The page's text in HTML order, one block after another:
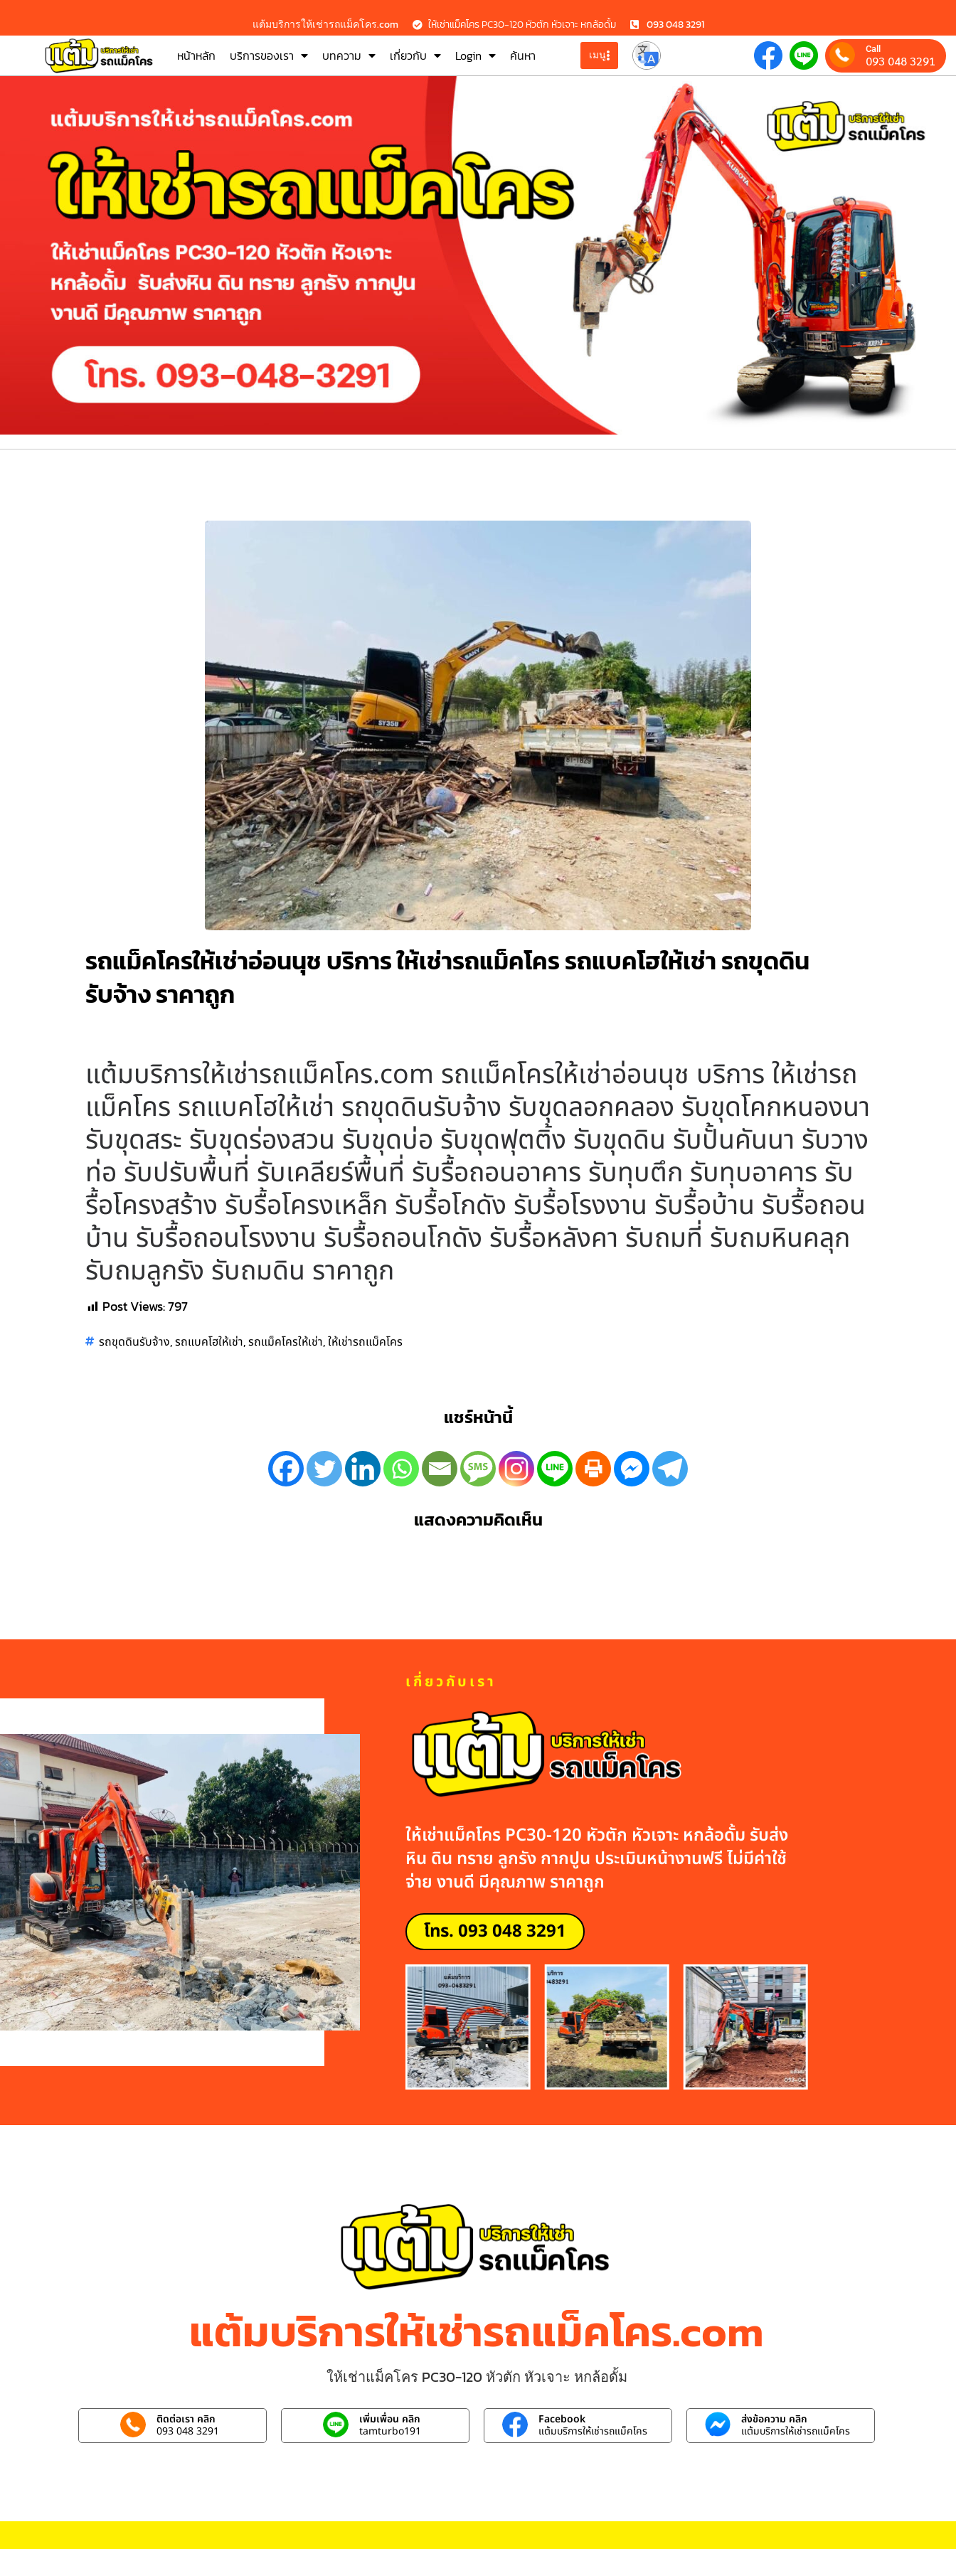
แต้มบริการให้เช่ารถแม็คโคร.com ให้เช่าแม็คโคร PC30-120 หัวตัก หัวเจาะ หกล้อดั้ม 093 048 3291
หน้าหลัก บริการของเรา บทความ เกี่ยวกับ Login ค้นหา เมนู Call
093 048 3291
รถแม็คโครให้เช่าอ่อนนุช บริการ ให้เช่ารถแม็คโคร รถแบคโฮให้เช่า รถขุดดิน
รับจ้าง ราคาถูก
แต้มบริการให้เช่ารถแม็คโคร.com รถแม็คโครให้เช่าอ่อนนุช บริการ ให้เช่ารถ
แม็คโคร รถแบคโฮให้เช่า รถขุดดินรับจ้าง รับขุดลอกคลอง รับขุดโคกหนองนา
รับขุดสระ รับขุดร่องสวน รับขุดบ่อ รับขุดฟุตติ้ง รับขุดดิน รับปั้นคันนา รับวาง
ท่อ รับปรับพื้นที่ รับเคลียร์พื้นที่ รับรื้อถอนอาคาร รับทุบตึก รับทุบอาคาร รับ
รื้อโครงสร้าง รับรื้อโครงเหล็ก รับรื้อโกดัง รับรื้อโรงงาน รับรื้อบ้าน รับรื้อถอน
บ้าน รับรื้อถอนโรงงาน รับรื้อถอนโกดัง รับรื้อหลังคา รับถมที่ รับถมหินคลุก
รับถมลูกรัง รับถมดิน ราคาถูก
Post Views:797
รถขุดดินรับจ้าง,รถแบคโฮให้เช่า,รถแม็คโครให้เช่า,ให้เช่ารถแม็คโคร
แชร์หน้านี้
แสดงความคิดเห็น
เกี่ยวกับเรา
ให้เช่าแม็คโคร PC30-120 หัวตัก หัวเจาะ หกล้อดั้ม รับส่ง
หิน ดิน ทราย ลูกรัง กากปูน ประเมินหน้างานฟรี ไม่มีค่าใช้
จ่าย งานดี มีคุณภาพ ราคาถูก
โทร. 093 048 3291
แต้มบริการให้เช่ารถแม็คโคร.com
ให้เช่าแม็คโคร PC30-120 หัวตัก หัวเจาะ หกล้อดั้ม
ติดต่อเรา คลิก
093 048 3291
เพิ่มเพื่อน คลิก
tamturbo191
Facebook
แต้มบริการให้เช่ารถแม็คโคร
ส่งข้อความ คลิก
แต้มบริการให้เช่ารถแม็คโคร